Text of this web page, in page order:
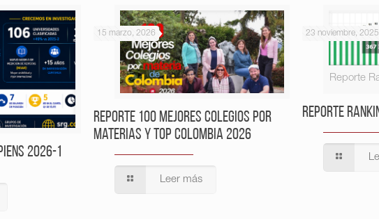
2026-1
15 marzo, 2026
Reporte 100 Mejores Colegios por
Materias y Top Colombia 2026
Leer más
Reporte
23 noviembre, 2025
Reporte